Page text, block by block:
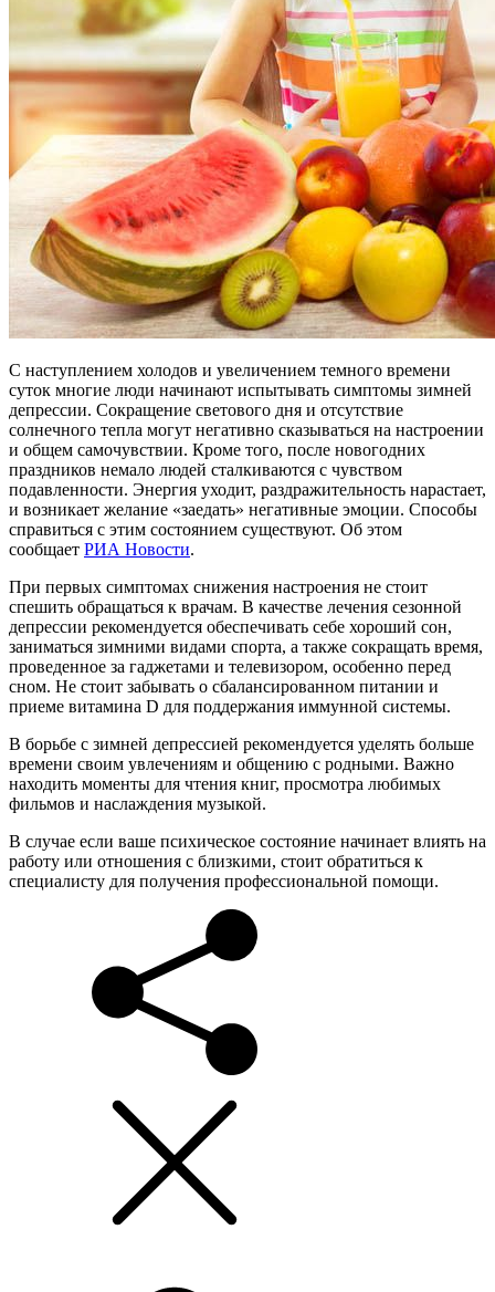
С наступлением холодов и увеличением темного времени
суток многие люди начинают испытывать симптомы зимней
депрессии. Сокращение светового дня и отсутствие
солнечного тепла могут негативно сказываться на настроении
и общем самочувствии. Кроме того, после новогодних
праздников немало людей сталкиваются с чувством
подавленности. Энергия уходит, раздражительность нарастает,
и возникает желание «заедать» негативные эмоции. Способы
справиться с этим состоянием существуют. Об этом
сообщает РИА Новости.
При первых симптомах снижения настроения не стоит
спешить обращаться к врачам. В качестве лечения сезонной
депрессии рекомендуется обеспечивать себе хороший сон,
заниматься зимними видами спорта, а также сокращать время,
проведенное за гаджетами и телевизором, особенно перед
сном. Не стоит забывать о сбалансированном питании и
приеме витамина D для поддержания иммунной системы.
В борьбе с зимней депрессией рекомендуется уделять больше
времени своим увлечениям и общению с родными. Важно
находить моменты для чтения книг, просмотра любимых
фильмов и наслаждения музыкой.
В случае если ваше психическое состояние начинает влиять на
работу или отношения с близкими, стоит обратиться к
специалисту для получения профессиональной помощи.